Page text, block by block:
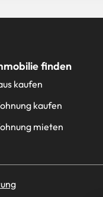
finden
kaufen
kaufen
mieten